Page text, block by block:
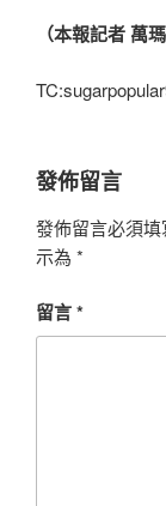
（本報記者 萬瑪
發佈留言
發佈留言必須
示為 *
留言*